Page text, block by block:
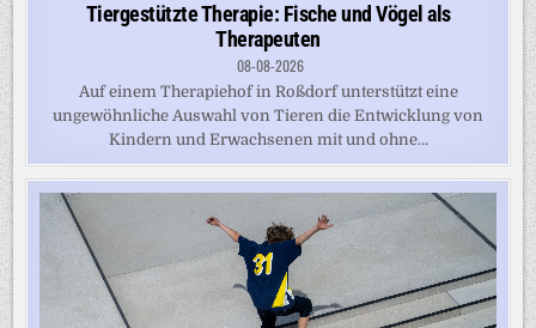
Tiergestützte Therapie: Fische und Vögel als
Therapeuten
08-08-2026
Auf einem Therapiehof in Roßdorf unterstützt eine
ungewöhnliche Auswahl von Tieren die Entwicklung von
Kindern und Erwachsenen mit und ohne...